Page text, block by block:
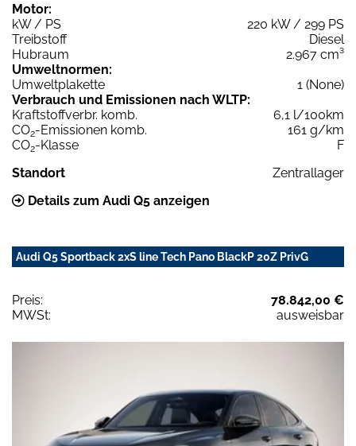
Motor:
kW / PS
220 kW / 299 PS
Treibstoff
Diesel
Hubraum
2.967 cm³
Umweltnormen:
Umweltplakette
1 (None)
Verbrauch und Emissionen nach WLTP:
Kraftstoffverbr. komb.
6,1 l/100km
CO2-Emissionen komb.
161 g/km
CO2-Klasse
F
Standort
Zentrallager
Details zum Audi Q5 anzeigen
Audi Q5 Sportback 2xS line Tech Pano BlackP 20Z PrivG
Preis:
78.842,00 €
MWSt:
ausweisbar